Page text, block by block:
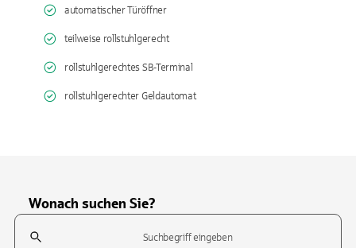
automatischer Türöffner
teilweise rollstuhlgerecht
rollstuhlgerechtes SB-Terminal
rollstuhlgerechter Geldautomat
Wonach suchen Sie?
Suchfeld